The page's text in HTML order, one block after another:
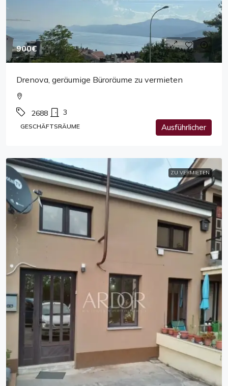
900€
Drenova, geräumige Büroräume zu vermieten
2688 3
GESCHÄFTSRÄUME Ausführlicher
ZU VERMIETEN